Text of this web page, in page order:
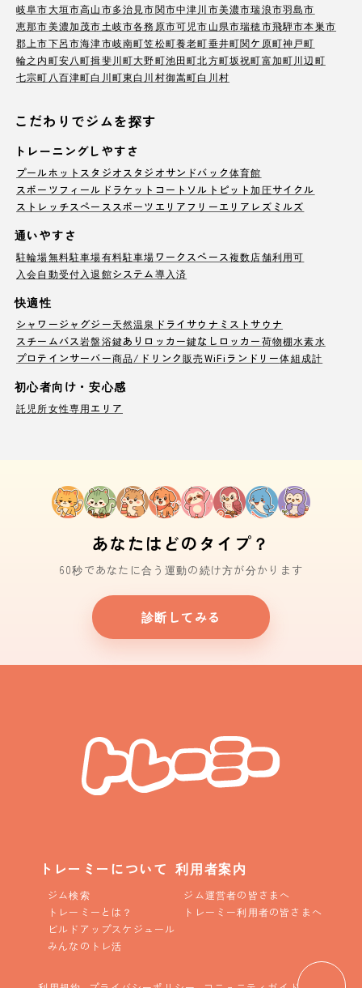
岐阜市大垣市高山市多治見市関市中津川市美濃市瑞浪市羽島市
恵那市美濃加茂市土岐市各務原市可児市山県市瑞穂市飛騨市本巣市
郡上市下呂市海津市岐南町笠松町養老町垂井町関ケ原町神戸町
輪之内町安八町揖斐川町大野町池田町北方町坂祝町富加町川辺町
七宗町 八百津町白川町東白川村御嵩町白川村
こだわりでジムを探す
トレーニングしやすさ
プールホットスタジオ スタジオサンドバック体育館
スポーツフィールド ラケットコート ソルトピット加圧サイクル
ストレッチスペース スポーツエリア フリーエリア レズミルズ
通いやすさ
駐輪場無料駐車場有料駐車場ワークスペース複数店舗利用可
入会自動受付 入退館システム導入済
快適性
シャワージャグジー天然温泉 ドライサウナ ミストサウナ
スチームバス岩盤浴鍵ありロッカー鍵なしロッカー荷物棚水素水
プロテインサーバー商品/ドリンク販売WiFi ランドリー体組成計
初心者向け・安心感
託児所女性専用エリア
あなたはどのタイプ？
60秒であなたに合う運動の続け方が分かります
診断してみる
トレーミーについて
ジム検索
トレーミーとは？
ビルドアップスケジュール
みんなのトレ活
利用者案内
ジム運営者の皆さまへ
トレーミー利用者の皆さまへ